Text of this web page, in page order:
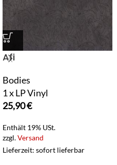
Afi
Bodies
1 x LP Vinyl
25,90€
Enthält 19% USt.
zzgl.Versand
Lieferzeit: sofort lieferbar